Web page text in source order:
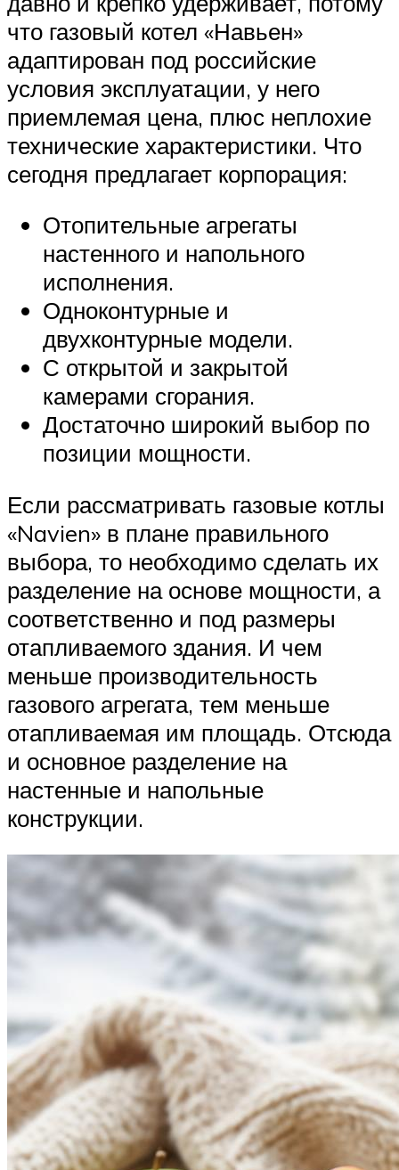
что газовый котел «Навьен»
адаптирован под российские
условия эксплуатации, у него
приемлемая цена, плюс неплохие
технические характеристики. Что
сегодня предлагает корпорация:
Отопительные агрегаты
настенного и напольного
исполнения.
Одноконтурные и
двухконтурные модели.
С открытой и закрытой
камерами сгорания.
Достаточно широкий выбор по
позиции мощности.
Если рассматривать газовые котлы
«Navien» в плане правильного
выбора, то необходимо сделать их
разделение на основе мощности, а
соответственно и под размеры
отапливаемого здания. И чем
меньше производительность
газового агрегата, тем меньше
отапливаемая им площадь. Отсюда
и основное разделение на
настенные и напольные
конструкции.